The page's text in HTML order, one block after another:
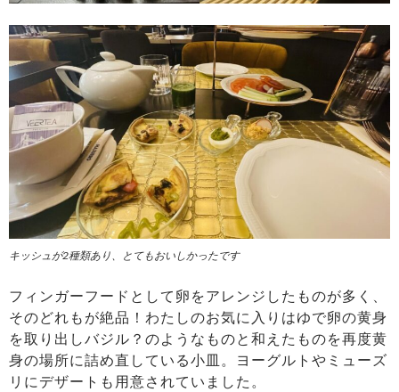
キッシュが2種類あり、とてもおいしかったです
フィンガーフードとして卵をアレンジしたものが多く、
そのどれもが絶品！わたしのお気に入りはゆで卵の黄身
を取り出しバジル？のようなものと和えたものを再度黄
身の場所に詰め直している小皿。ヨーグルトやミューズ
リにデザートも用意されていました。